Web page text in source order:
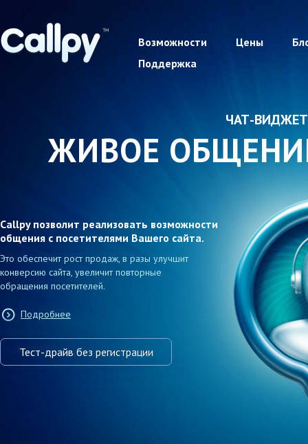
Возможности Цены
Поддержка
ЧАТ-
ЖИВОЕ
Callpy позволит реализовать возможности
общения с посетителями Вашего сайта.
Это обеспечит рост продаж, в разы улучшит
конверсию сайта, увеличит повторные
обращения посетителей.
Подробнее
Тест-драйв без регистрации